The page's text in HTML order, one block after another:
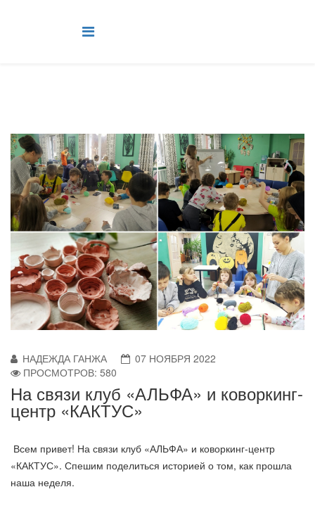
НАДЕЖДА ГАНЖА
07 НОЯБРЯ 2022
ПРОСМОТРОВ: 580
На связи клуб «АЛЬФА» и коворкинг-
центр «КАКТУС»
Всем привет! На связи клуб «АЛЬФА» и коворкинг-центр
«КАКТУС». Спешим поделиться историей о том, как прошла
наша неделя.